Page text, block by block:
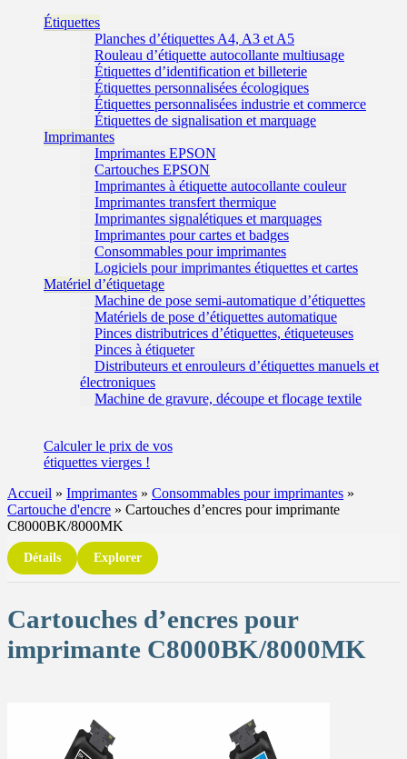
Étiquettes
Planches d’étiquettes A4, A3 et A5
Rouleau d’étiquette autocollante multiusage
Étiquettes d’identification et billeterie
Étiquettes personnalisées écologiques
Étiquettes personnalisées industrie et commerce
Étiquettes de signalisation et marquage
Imprimantes
Imprimantes EPSON
Cartouches EPSON
Imprimantes à étiquette autocollante couleur
Imprimantes transfert thermique
Imprimantes signalétiques et marquages
Imprimantes pour cartes et badges
Consommables pour imprimantes
Logiciels pour imprimantes étiquettes et cartes
Matériel d’étiquetage
Machine de pose semi-automatique d’étiquettes
Matériels de pose d’étiquettes automatique
Pinces distributrices d’étiquettes, étiqueteuses
Pinces à étiqueter
Distributeurs et enrouleurs d’étiquettes manuels et
électroniques
Machine de gravure, découpe et flocage textile
Calculerle prix de vos
étiquettes vierges !
Accueil » Imprimantes » Consommables pour imprimantes »
Cartouche d'encre » Cartouches d’encres pour imprimante
C8000BK/8000MK
Détails Explorer
Cartouches d’encres pour
imprimante C8000BK/8000MK